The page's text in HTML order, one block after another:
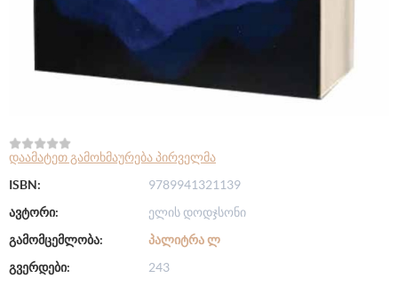
დაამატეთ გამოხმაურება პირველმა
ISBN:
9789941321139
ავტორი:
ელის დოდჯსონი
გამომცემლობა:
ᲞᲐᲚᲘᲢᲠᲐ Ლ
გვერდები:
243